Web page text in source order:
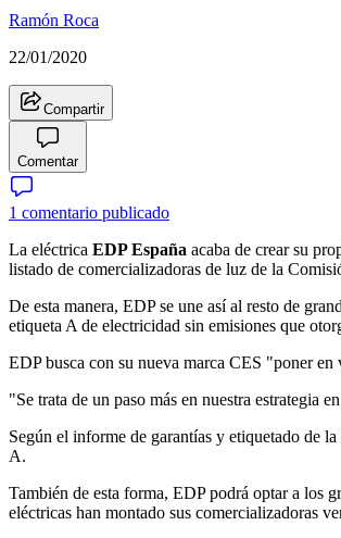
Ramón Roca
22/01/2020
Compartir
Comentar
1 comentario publicado
La eléctrica EDP España acaba de crear su
listado de comercializadoras de luz de la
De esta manera, EDP se une así al resto de
etiqueta A de electricidad sin emisiones que
EDP busca con su nueva marca CES "poner
"Se trata de un paso más en nuestra estrategia
Según el informe de garantías y etiquetado de
A.
También de esta forma, EDP podrá optar a los
eléctricas han montado sus comercializadoras